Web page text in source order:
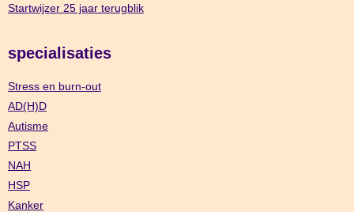
Startwijzer 25 jaar terugblik
specialisaties
Stress en burn-out
AD(H)D
Autisme
PTSS
NAH
HSP
Kanker